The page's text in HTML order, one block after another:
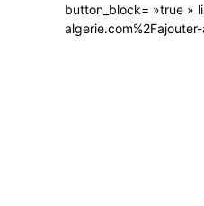
button_block= »true »